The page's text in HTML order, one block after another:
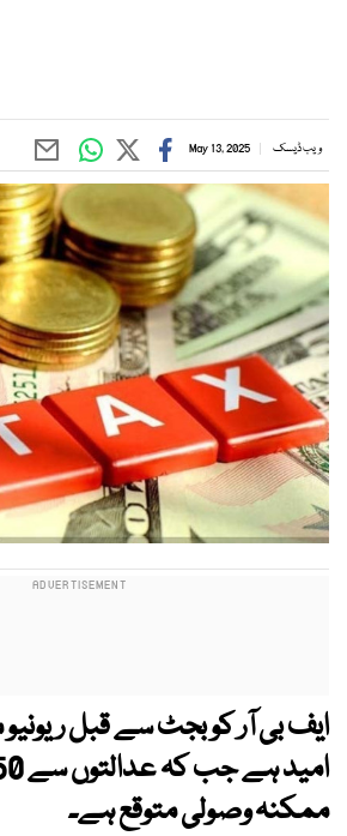
ویب ڈیسک May 13, 2025
ایف بی آر کو بجٹ سے قبل
ممکنہ وصولی متوقع ہے۔